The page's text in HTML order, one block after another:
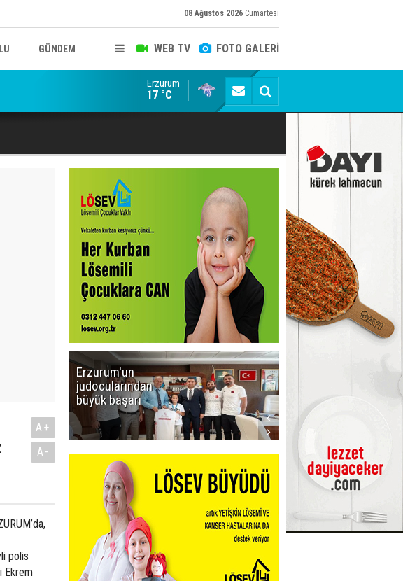
08 Ağustos 2026 Cumartesi
WEB TV FOTO GALERİ
GÜNDEM
Konuşanlar'a katıldı, söyledikleri başına iş açtı!
Erzurum
17 °C
A+
A-
polis
Ekrem
Erzurum'un
judocularından
büyük başarı